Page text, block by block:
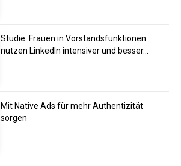
Studie: Frauen in Vorstandsfunktionen
nutzen LinkedIn intensiver und besser...
Mit Native Ads für mehr Authentizität
sorgen